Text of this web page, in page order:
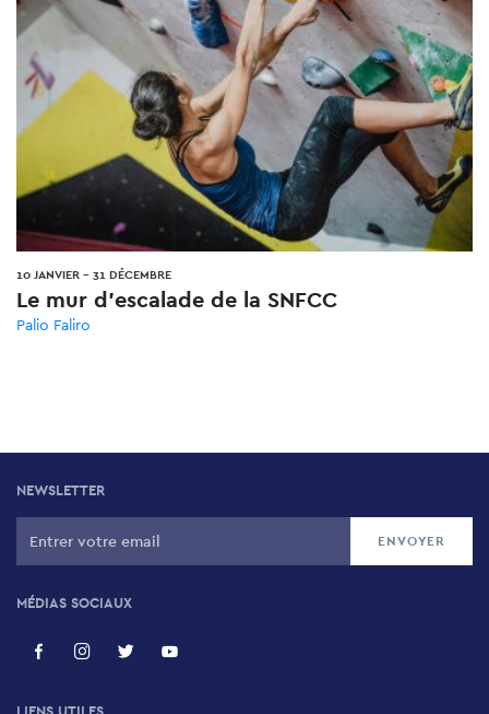
10 JANVIER - 31 DÉCEMBRE
Le mur d'escalade de la SNFCC
Palio Faliro
NEWSLETTER
MÉDIAS SOCIAUX